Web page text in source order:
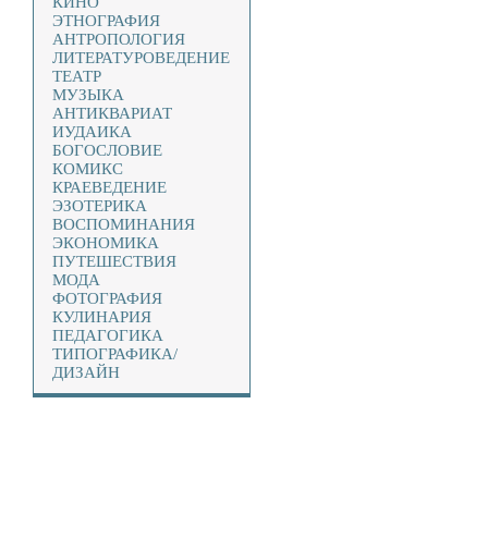
ЭТНОГРАФИЯ
АНТРОПОЛОГИЯ
ЛИТЕРАТУРОВЕДЕНИЕ
ТЕАТР
МУЗЫКА
АНТИКВАРИАТ
ИУДАИКА
БОГОСЛОВИЕ
КОМИКС
КРАЕВЕДЕНИЕ
ЭЗОТЕРИКА
ВОСПОМИНАНИЯ
ЭКОНОМИКА
ПУТЕШЕСТВИЯ
МОДА
ФОТОГРАФИЯ
КУЛИНАРИЯ
ПЕДАГОГИКА
ТИПОГРАФИКА/
ДИЗАЙН